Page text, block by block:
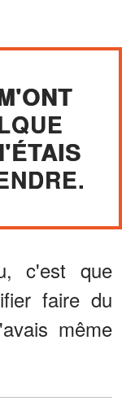
c'est que
faire du
même